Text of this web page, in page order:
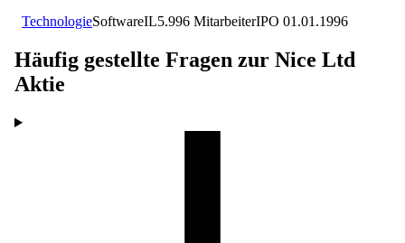
TechnologieSoftwareIL5.996 MitarbeiterIPO 01.01.1996
Häufig gestellte Fragen zur Nice Ltd
Aktie